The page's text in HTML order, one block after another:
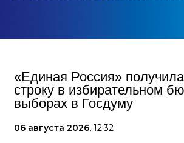
«Единая Россия»
строку в избирательном
выборах в Госдуму
06 августа 2026, 12:32